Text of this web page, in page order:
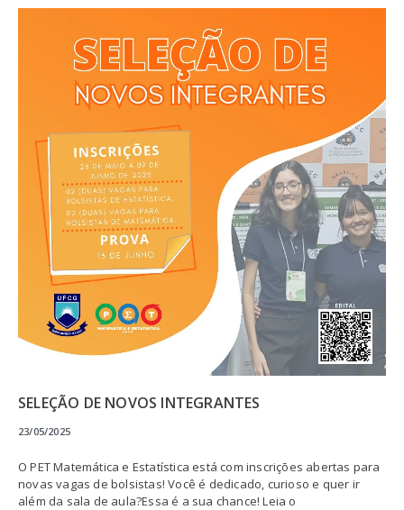
SELEÇÃO DE NOVOS INTEGRANTES
23/05/2025
O PET Matemática e Estatística está com inscrições abertas para
novas vagas de bolsistas! Você é dedicado, curioso e quer ir
além da sala de aula?Essa é a sua chance! Leia o